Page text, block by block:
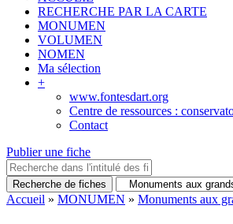
RECHERCHE PAR LA CARTE
MONUMEN
VOLUMEN
NOMEN
Ma sélection
+
www.fontesdart.org
Centre de ressources :
Contact
Publier une fiche
Recherche de fiches
Accueil » MONUMEN » Monuments aux